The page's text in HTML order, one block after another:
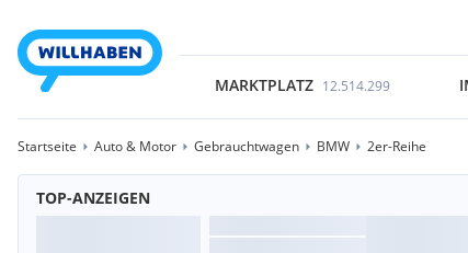
MARKTPLATZ 12.514.299
Startseite Auto & Motor Gebrauchtwagen BMW 2er-Reihe
TOP-ANZEIGEN